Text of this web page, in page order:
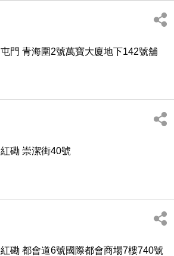
屯門 青海圍2號萬寶大廈地下142號舖
紅磡 崇潔街40號
紅磡 都會道6號國際都會商場7樓740號